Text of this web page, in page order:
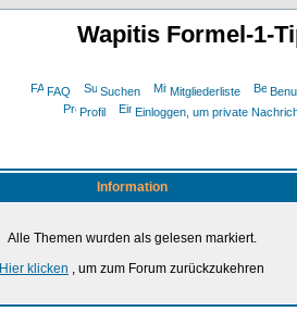
Wapitis Formel-1-
FAQ Suchen Mitgliederliste
Profil
Einloggen, um private
Information
Alle Themen wurden als gelesen markiert.
Hier klicken , um zum Forum zurückzukehren